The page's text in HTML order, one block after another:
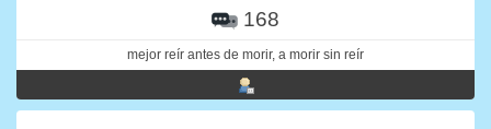
168
mejor reír antes de morir, a morir sin reír